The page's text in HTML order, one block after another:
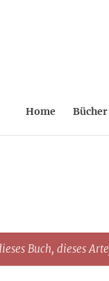
Home Bücher
Buch, dieses